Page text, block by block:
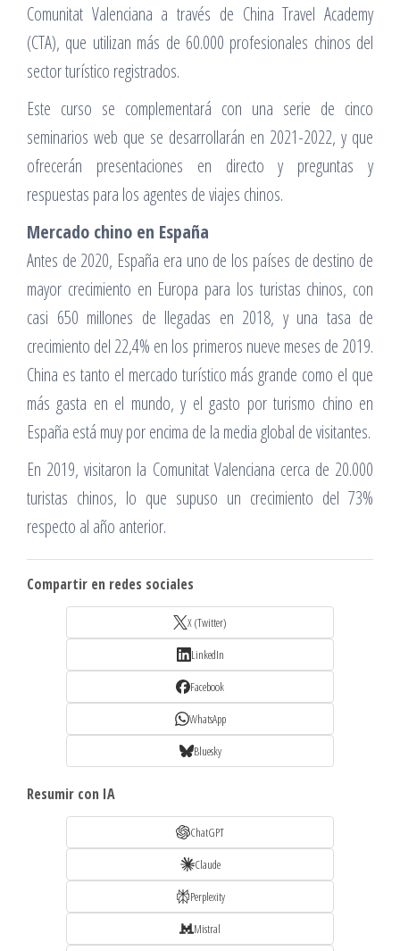
Comunitat Valenciana a través de China Travel Academy
(CTA), que utilizan más de 60.000 profesionales chinos del
sector turístico registrados.
Este curso se complementará con una serie de cinco
seminarios web que se desarrollarán en 2021-2022, y que
ofrecerán presentaciones en directo y preguntas y
respuestas para los agentes de viajes chinos.
Mercado chino en España
Antes de 2020, España era uno de los países de destino de
mayor crecimiento en Europa para los turistas chinos, con
casi 650 millones de llegadas en 2018, y una tasa de
crecimiento del 22,4% en los primeros nueve meses de 2019.
China es tanto el mercado turístico más grande como el que
más gasta en el mundo, y el gasto por turismo chino en
España está muy por encima de la media global de visitantes.
En 2019, visitaron la Comunitat Valenciana cerca de 20.000
turistas chinos, lo que supuso un crecimiento del 73%
respecto al año anterior.
Compartir en redes sociales
X (Twitter)
LinkedIn
Facebook
WhatsApp
Bluesky
Resumir con IA
ChatGPT
Claude
Perplexity
Mistral